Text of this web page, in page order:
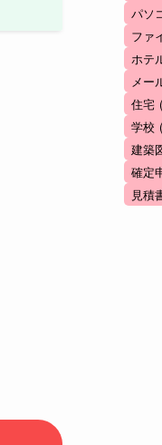
パソ
ファ
ホテ
メー
住宅
学校
建築
確定
見積